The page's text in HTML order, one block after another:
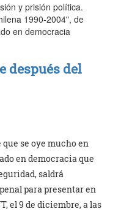
y prisión política.
1990-2004", de
en democracia
después del
se oye mucho en
en democracia que
saldrá
para presentar en
el 9 de diciembre, a las